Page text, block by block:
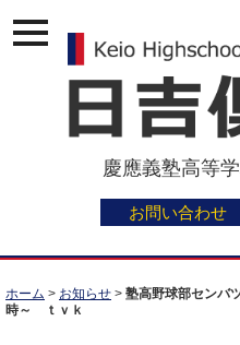
ナ
ビ
慶應義塾高等
お問い合わせ
ホーム > お知らせ > 塾高野球部センバ
時～ ｔｖｋ